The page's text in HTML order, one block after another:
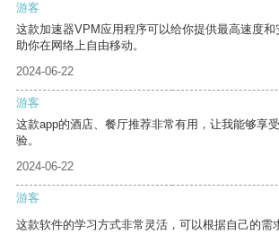
游客
这款加速器VPM应用程序可以给你提供最高速度
助你在网络上自由移动。
2024-06-22
游客
这款app的酒店、餐厅推荐非常有用，让我能够享
验。
2024-06-22
游客
这款软件的学习方式非常灵活，可以根据自己的需